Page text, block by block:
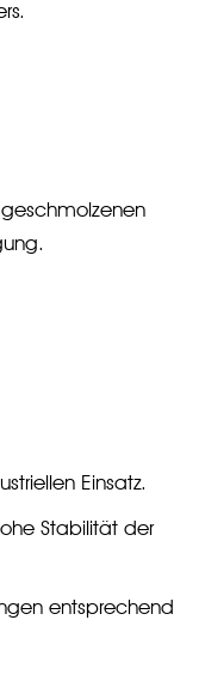
Einsatz.
Stabilität der
entsprechend